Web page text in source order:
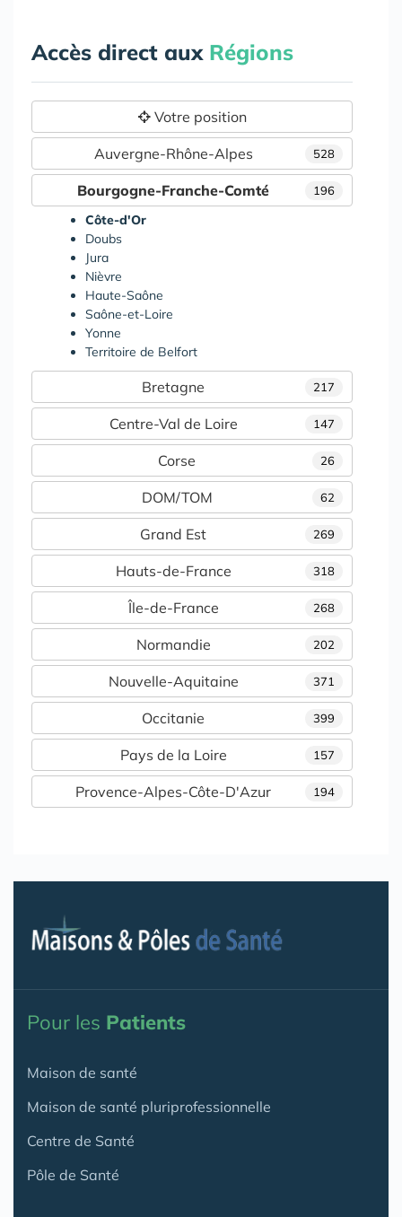
Accès direct aux Régions
Votre position
528
Auvergne-Rhône-Alpes
196
Bourgogne-Franche-Comté
Côte-d'Or
Doubs
Jura
Nièvre
Haute-Saône
Saône-et-Loire
Yonne
Territoire de Belfort
217
Bretagne
147
Centre-Val de Loire
26
Corse
62
DOM/TOM
269
Grand Est
318
Hauts-de-France
268
Île-de-France
202
Normandie
371
Nouvelle-Aquitaine
399
Occitanie
157
Pays de la Loire
194
Provence-Alpes-Côte-D'Azur
Pour les Patients
Maison de santé
Maison de santé pluriprofessionnelle
Centre de Santé
Pôle de Santé